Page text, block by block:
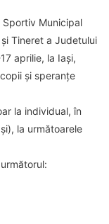
Sportiv Municipal
Tineret a Judetului
aprilie, la Iași,
și speranțe
la individual, în
la următoarele